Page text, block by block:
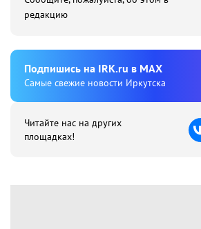
редакцию
Подпишиcь на IRK.ru в MAX
Cамые свежие новости Иркутска
Читайте нас на других
площадках!